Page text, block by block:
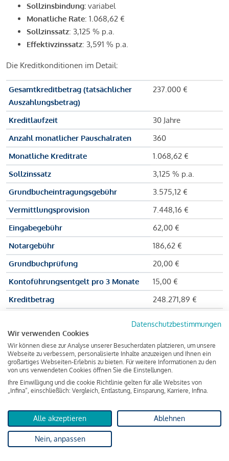
Sollzinsbindung: variabel
Monatliche Rate: 1.068,62 €
Sollzinssatz: 3,125 % p.a.
Effektivzinssatz: 3,591 % p.a.
Die Kreditkonditionen im Detail:
Gesamtkreditbetrag (tatsächlicher
Auszahlungsbetrag)
237.000 €
Kreditlaufzeit
30 Jahre
Anzahl monatlicher Pauschalraten
360
Monatliche Kreditrate
1.068,62 €
Sollzinssatz
3,125 % p.a.
Grundbucheintragungsgebühr
3.575,12 €
Vermittlungsprovision
7.448,16 €
Eingabegebühr
62,00 €
Notargebühr
186,62 €
Grundbuchprüfung
20,00 €
Kontoführungsentgelt pro 3 Monate
15,00 €
Kreditbetrag
248.271,89 €
Zu zahlender Gesamtbetrag
Kreditvermittler
INFINA Credit
Broker GmbH
von 237.000 Euro ausgezahlt, um die Wohnung zu kaufen.
Darüber hinaus fallen aber noch einige Gebühren an (z. B. die
Grundbucheintragungsgebühr), sodass die Bank den
Datenschutzbestimmungen
Wir verwenden Cookies
Wir können diese zur Analyse unserer Besucherdaten platzieren, um unsere
Webseite zu verbessern, personalisierte Inhalte anzuzeigen und Ihnen ein
großartiges Webseiten-Erlebnis zu bieten. Für weitere Informationen zu den
von uns verwendeten Cookies öffnen Sie die Einstellungen.
Ihre Einwilligung und die cookie Richtlinie gelten für alle Websites von
„Infina“, einschließlich: Vergleich, Entlastung, Einsparung, Karriere, Infina.
Alle akzeptieren Ablehnen
Nein, anpassen